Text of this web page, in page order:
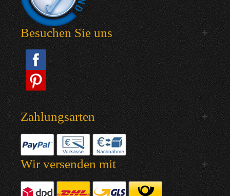
Besuchen Sie uns
Zahlungsarten
Wir versenden mit